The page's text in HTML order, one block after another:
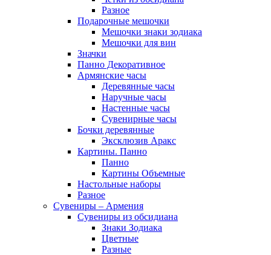
Разное
Подарочные мешочки
Мешочки знаки зодиака
Мешочки для вин
Значки
Панно Декоративное
Армянские часы
Деревянные часы
Наручные часы
Настенные часы
Сувенирные часы
Бочки деревянные
Эксклюзив Аракс
Картины. Панно
Панно
Картины Объемные
Настольные наборы
Разное
Сувениры – Армения
Сувениры из обсидиана
Знаки Зодиака
Цветные
Разные